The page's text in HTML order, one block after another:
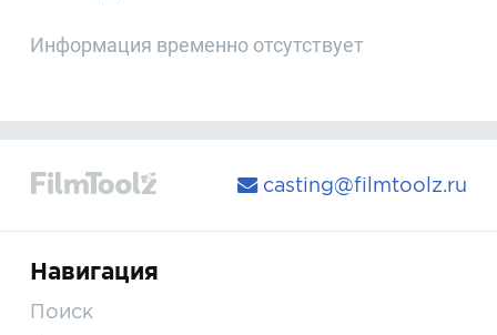
Информация временно отсутствует
casting@filmtoolz.ru
Навигация
Поиск